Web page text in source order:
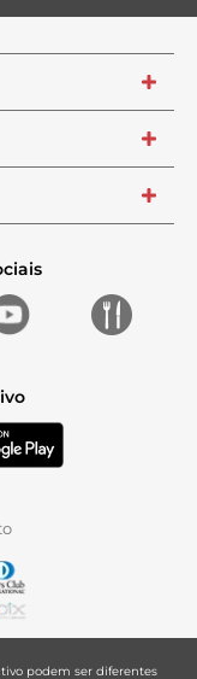
+
+
+
podem ser diferentes